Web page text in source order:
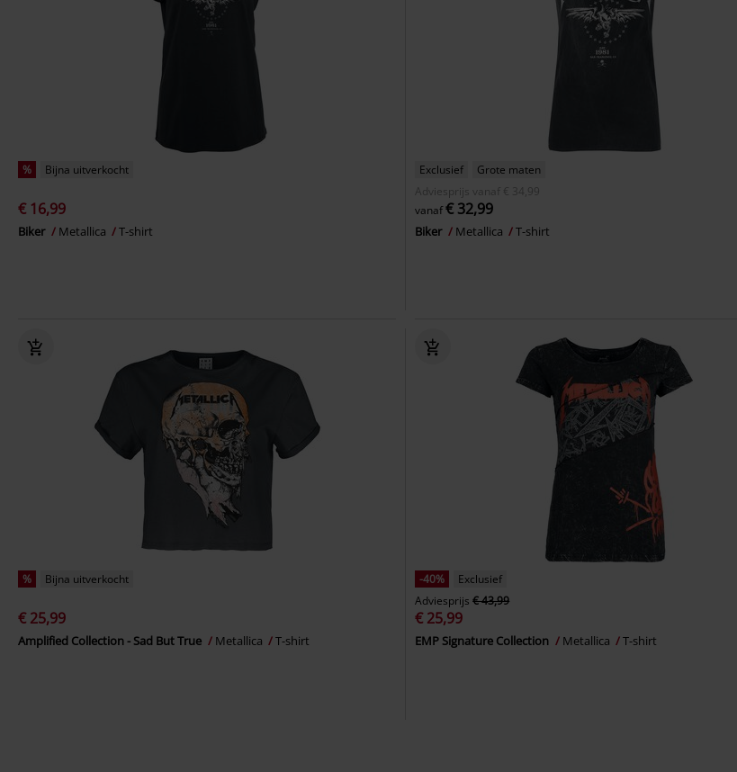
% Bijna uitverkocht
€ 16,99
Biker Metallica T-shirt
Exclusief
Grote maten
Adviesprijs
vanaf € 34,99
vanaf€ 32,99
Biker Metallica T-shirt
% Bijna uitverkocht
€ 25,99
Amplified Collection - Sad But True Metallica T-shirt
-40%
Exclusief
Adviesprijs € 43,99
€ 25,99
EMP Signature Collection Metallica T-shirt